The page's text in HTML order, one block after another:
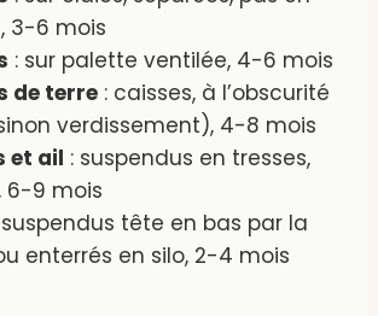
3-6 mois
: sur palette ventilée, 4-6 mois
de terre : caisses, à l’obscurité
verdissement), 4-8 mois
et ail : suspendus en tresses,
6-9 mois
suspendus tête en bas par la
enterrés en silo, 2-4 mois